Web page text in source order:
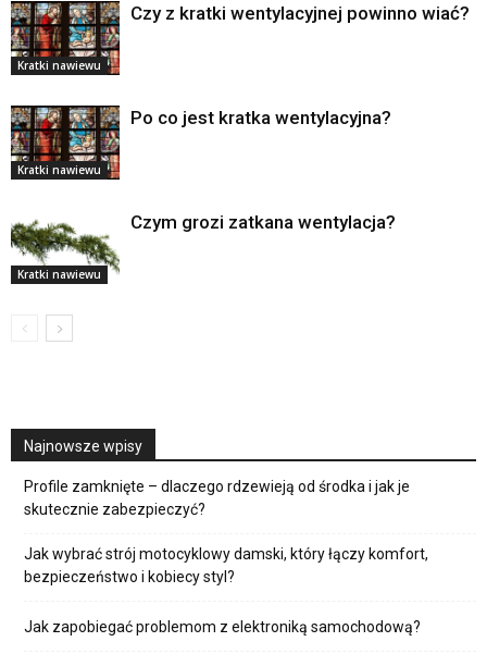
Kratki nawiewu
Czy z kratki wentylacyjnej powinno wiać?
Kratki nawiewu
Po co jest kratka wentylacyjna?
Kratki nawiewu
Czym grozi zatkana wentylacja?
Najnowsze wpisy
Profile zamknięte – dlaczego rdzewieją od środka i jak je
skutecznie zabezpieczyć?
Jak wybrać strój motocyklowy damski, który łączy komfort,
bezpieczeństwo i kobiecy styl?
Jak zapobiegać problemom z elektroniką samochodową?